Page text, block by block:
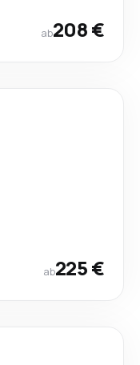
ab208 €
ab225 €